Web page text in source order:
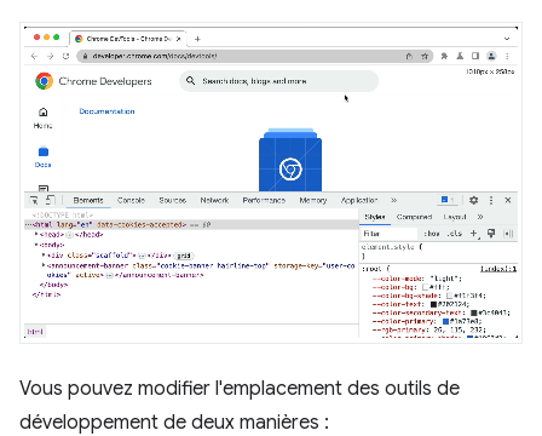
Vous pouvez modifier l'emplacement des outils de
développement de deux manières :